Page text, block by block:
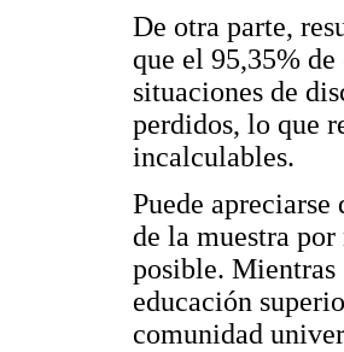
De otra parte,
que el 95,35%
situaciones de
perdidos, lo que
incalculables.
Puede
de la muestra
posible. Mientras
educación
comunidad